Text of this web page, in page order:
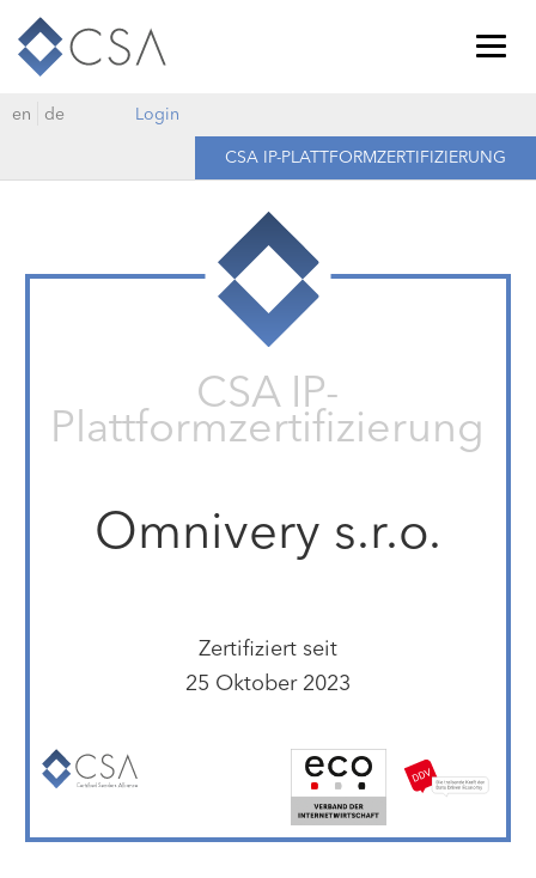
en de
Login
CSA IP-PLATTFORMZERTIFIZIERUNG
CSA IP-
Plattformzertifizierung
Omnivery s.r.o.
Zertifiziert seit
25 Oktober 2023